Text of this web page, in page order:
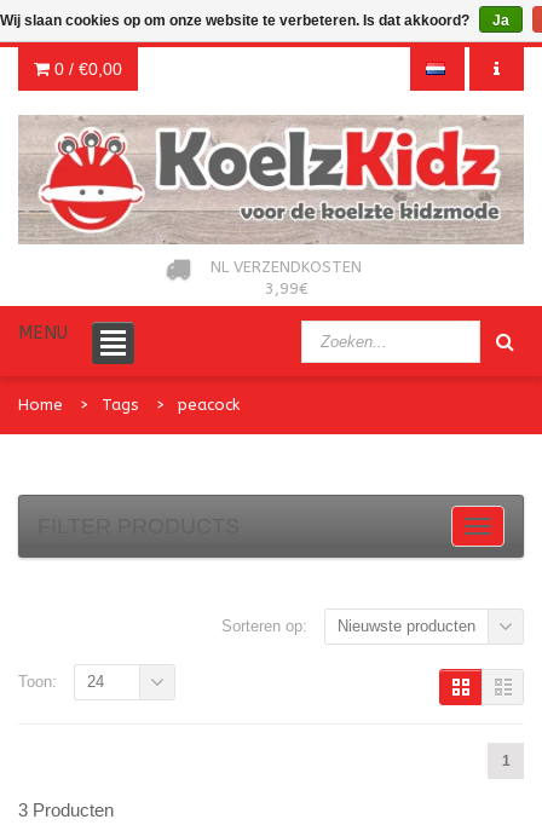
0 / €0,00
NL VERZENDKOSTEN
3,99€
MENU
Home Tags peacock
Sorteren op: Nieuwste producten
1
Toon: 24
3 Producten
Wij slaan cookies op om onze website te verbeteren. Is dat akkoord? Ja